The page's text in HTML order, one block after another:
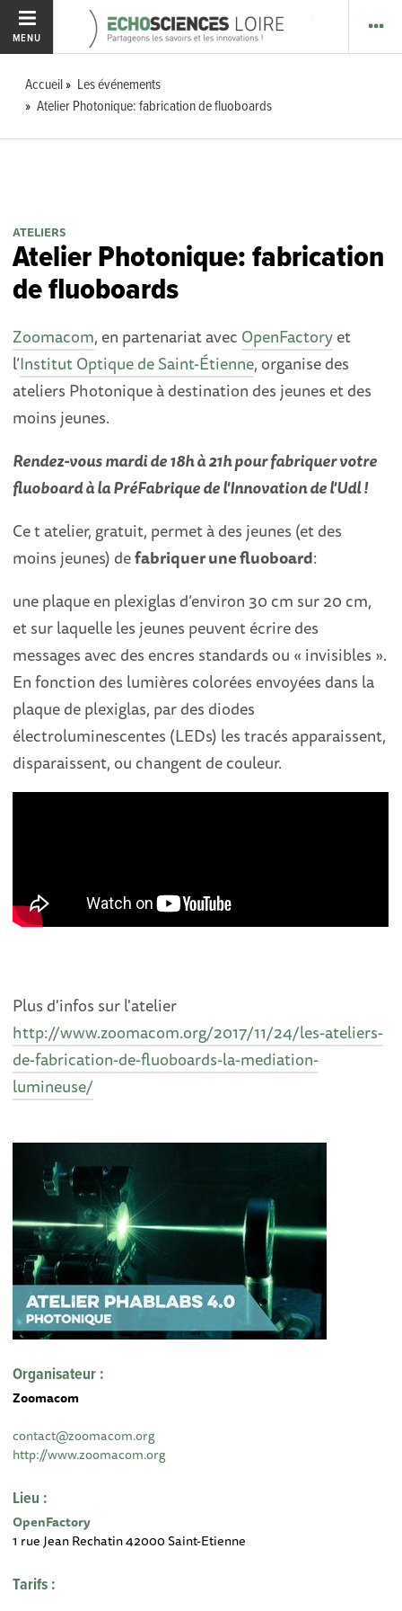
MENU
Accueil
Les événements
Atelier Photonique: fabrication de fluoboards
ATELIERS
Atelier Photonique: fabrication
de fluoboards
Zoomacom, en partenariat avec OpenFactoryet
l’Institut Optique de Saint-Étienne, organise des
ateliers Photonique à destination des jeunes et des
moins jeunes.
Rendez-vous mardi de 18h à 21h pour fabriquer votre
fluoboard à la PréFabrique de l'Innovation de l'Udl !
Ce t atelier, gratuit, permet à des jeunes (et des
moins jeunes) defabriquer une fluoboard:
une plaque en plexiglas d’environ 30 cm sur 20 cm,
et sur laquelle les jeunes peuvent écrire des
messages avec des encres standards ou « invisibles ».
En fonction des lumières colorées envoyées dans la
plaque de plexiglas, par des diodes
électroluminescentes (LEDs) les tracés apparaissent,
disparaissent, ou changent de couleur.
Plus d'infos sur l'atelier
http://www.zoomacom.org/2017/11/24/les-ateliers-
de-fabrication-de-fluoboards-la-mediation-
lumineuse/
Organisateur :
Zoomacom
contact@zoomacom.org
http://www.zoomacom.org
Lieu :
OpenFactory
1 rue Jean Rechatin 42000 Saint-Etienne
Tarifs :